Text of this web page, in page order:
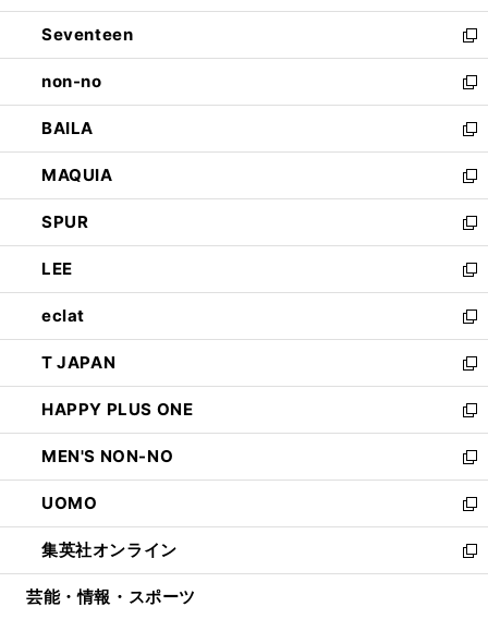
開
く
ウ
で
開
く
ン
ド
ウ
で
開
く
Seventeen
新
し
い
ウ
ィ
ン
ド
ウ
で
開
く
non-no
新
し
い
ウ
ィ
ン
ド
ウ
で
開
く
BAILA
新
し
い
ウ
ィ
ン
ド
ウ
で
開
く
MAQUIA
新
し
い
ウ
ィ
ン
ド
ウ
で
開
く
SPUR
新
し
い
ウ
ィ
ン
ド
ウ
で
開
く
LEE
新
し
い
ウ
ィ
ン
ド
ウ
で
開
く
eclat
新
し
い
ウ
ィ
ン
ド
ウ
で
開
く
T JAPAN
新
し
い
ウ
ィ
ン
ド
ウ
で
開
HAPPY PLUS ONE
新
し
い
ウ
ィ
ン
ド
ウ
MEN'S NON-NO
新
し
い
ウ
ィ
ン
UOMO
新
し
い
ウ
集英社オンライン
新
し
芸能・情報・スポーツ